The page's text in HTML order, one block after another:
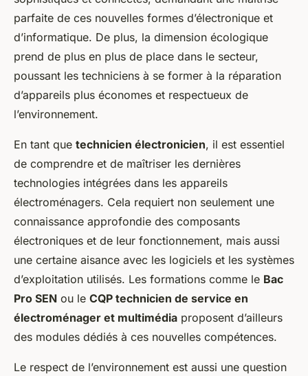
parfaite de ces nouvelles formes d’électronique et
d’informatique. De plus, la dimension écologique
prend de plus en plus de place dans le secteur,
poussant les techniciens à se former à la réparation
d’appareils plus économes et respectueux de
l’environnement.
En tant que technicien électronicien, il est essentiel
de comprendre et de maîtriser les dernières
technologies intégrées dans les appareils
électroménagers. Cela requiert non seulement une
connaissance approfondie des composants
électroniques et de leur fonctionnement, mais aussi
une certaine aisance avec les logiciels et les systèmes
d’exploitation utilisés. Les formations comme le Bac
Pro SEN ou le CQP technicien de service en
électroménager et multimédia proposent d’ailleurs
des modules dédiés à ces nouvelles compétences.
Le respect de l’environnement est aussi une question